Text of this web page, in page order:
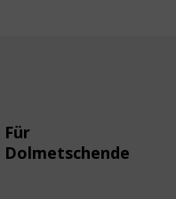
Für
Dolmetschende